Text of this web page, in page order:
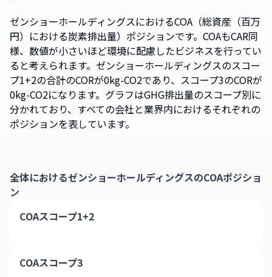
ゼンショーホールディングスにおけるCOA（総資産（百万
円）における炭素排出量）ポジションです。COAもCAR同
様、数値が小さいほど環境に配慮したビジネスを行ってい
ると考えられます。ゼンショーホールディングスのスコー
プ1+2の合計のCORが0kg-CO2であり、スコープ3のCORが
0kg-CO2になります。グラフはGHG排出量のスコープ別に
分かれており、すべての会社と業界内におけるそれぞれの
ポジションを表しています。
全体におけるゼンショーホールディングスのCOAポジショ
ン
COAスコープ1+2
COAスコープ3